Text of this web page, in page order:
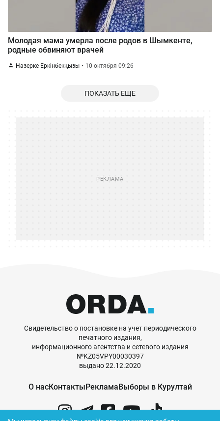
Молодая мама умерла после родов в Шымкенте,
родные обвиняют врачей
Назерке Еркінбекқызы 10 октября 09:26
ПОКАЗАТЬ ЕЩЕ
Свидетельство о постановке на учет периодического
печатного издания,
информационного агентства и сетевого издания
№KZ05VPY00030397
выдано 22.12.2020
О насКонтактыРекламаВыборы в Курултай